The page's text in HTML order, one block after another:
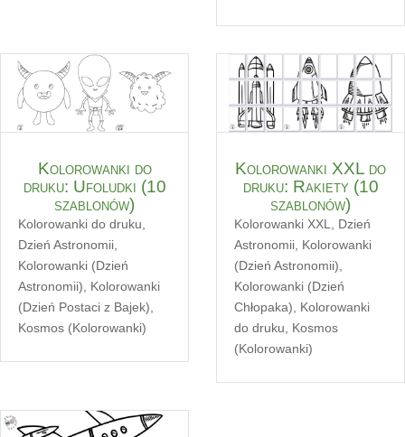
Kolorowanki do
druku: Ufoludki (10
szablonów)
Kolorowanki do druku
Dzień Astronomii
Kolorowanki (Dzień
Astronomii)
Kolorowanki
(Dzień Postaci z Bajek)
Kosmos (Kolorowanki)
Kolorowanki XXL do
druku: Rakiety (10
szablonów)
Kolorowanki XXL
Dzień
Astronomii Kolorowanki
(Dzień Astronomii)
Kolorowanki (Dzień
Chłopaka)
Kolorowanki
do druku
Kosmos
(Kolorowanki)